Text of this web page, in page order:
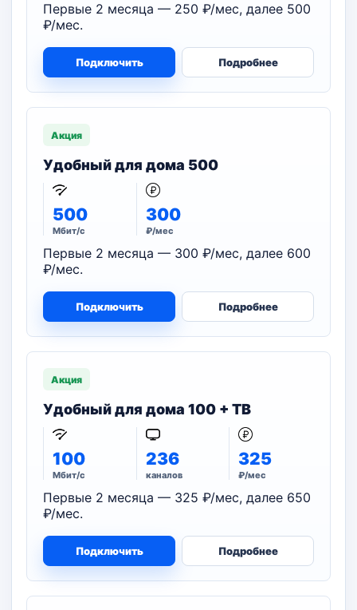
Первые 2 месяца — 250 ₽/мес, далее 500
₽/мес.
Подключить Подробнее
Акция
Удобный для дома 500
500
Мбит/с
300
₽/мес
Первые 2 месяца — 300 ₽/мес, далее 600
₽/мес.
Подключить Подробнее
Акция
Удобный для дома 100 + ТВ
100
Мбит/с
236
каналов
325
₽/мес
Первые 2 месяца — 325 ₽/мес, далее 650
₽/мес.
Подключить Подробнее